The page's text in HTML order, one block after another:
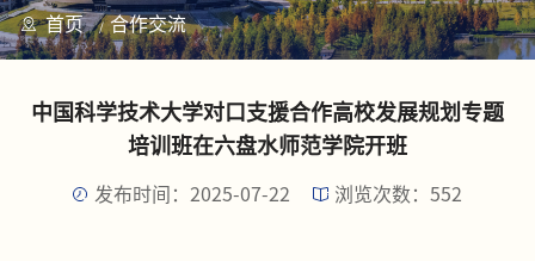
首页 合作交流
中国科学技术大学对口支援合作高校发展规划专题
培训班在六盘水师范学院开班
发布时间：2025-07-22 浏览次数： 552